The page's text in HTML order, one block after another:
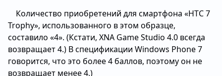
Количество приобретений для смартфона «HTC 7
Trophy», использованного в этом образце,
составило «4». (Кстати, XNA Game Studio 4.0 всегда
возвращает 4.) В спецификации Windows Phone 7
говорится, что это более 4 баллов, поэтому он не
возвращает менее 4.)